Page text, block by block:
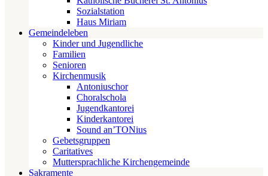
Sozialstation
Haus Miriam
Gemeindeleben
Kinder und Jugendliche
Familien
Senioren
Kirchenmusik
Antoniuschor
Choralschola
Jugendkantorei
Kinderkantorei
Sound an’TONius
Gebetsgruppen
Caritatives
Muttersprachliche Kirchengemeinde
Sakramente